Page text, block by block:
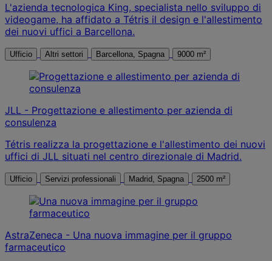
L'azienda tecnologica King, specialista nello sviluppo di
videogame, ha affidato a Tétris il design e l'allestimento
dei nuovi uffici a Barcellona.
Ufficio Altri settori Barcellona, Spagna 9000 m²
JLL - Progettazione e allestimento per azienda di
consulenza
Tétris realizza la progettazione e l'allestimento dei nuovi
uffici di JLL situati nel centro direzionale di Madrid.
Ufficio Servizi professionali Madrid, Spagna 2500 m²
AstraZeneca - Una nuova immagine per il gruppo
farmaceutico